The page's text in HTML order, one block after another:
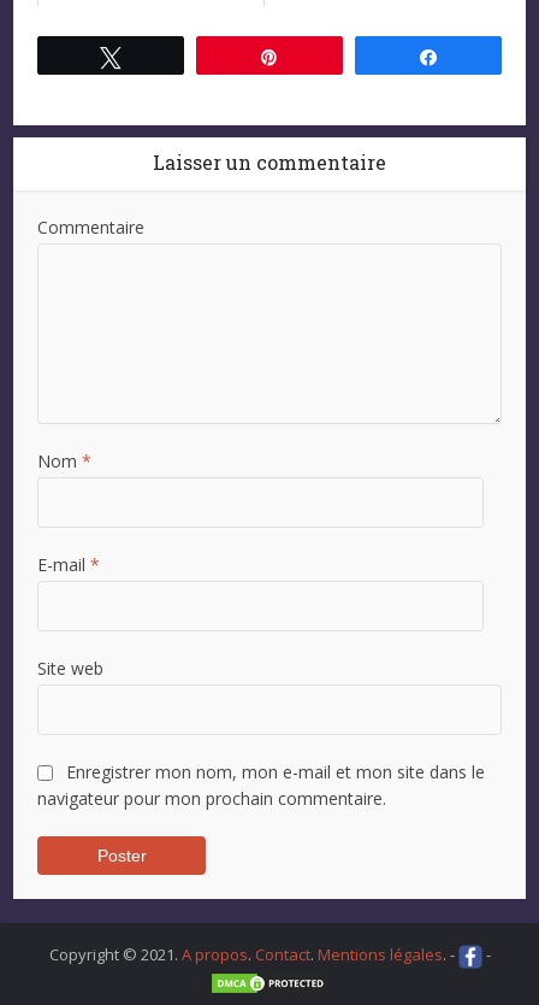
Laisser un commentaire
Commentaire
Nom*
E-mail*
Site web
Enregistrer mon nom, mon e-mail et mon site dans le
navigateur pour mon prochain commentaire.
Copyright © 2021. A propos. Contact. Mentions légales. - -